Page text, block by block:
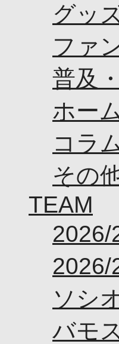
オンラインスト
ACADEMY
プロジェクト
コーチ&スタッ
ジュニア
ジュニアユース
ユース
練習拠点（ナ
SCHOOL
2026/27 パート
パートナー募集
クラブ理念
クラブ情報
サステナビリテ
Web制作支援
応援プロジェク
グッ
ファ
普及
ホー
コラ
その
TEAM
2026/
2026/
ソシ
バモ